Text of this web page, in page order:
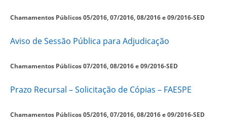
Chamamentos Públicos 05/2016, 07/2016, 08/2016 e 09/2016-SED
Aviso de Sessão Pública para Adjudicação
Chamamentos Públicos07/2016, 08/2016 e 09/2016-SED
Prazo Recursal – Solicitação de Cópias – FAESPE
Chamamentos Públicos 05/2016, 07/2016, 08/2016 e 09/2016-SED